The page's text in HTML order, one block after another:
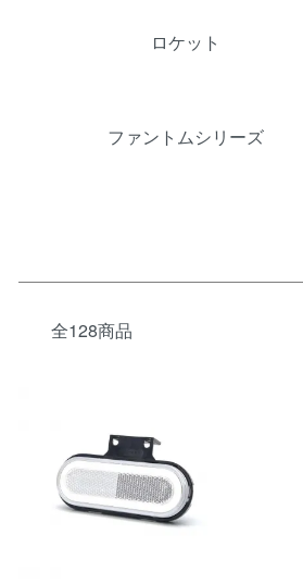
ロケット
ファントムシリーズ
全128商品